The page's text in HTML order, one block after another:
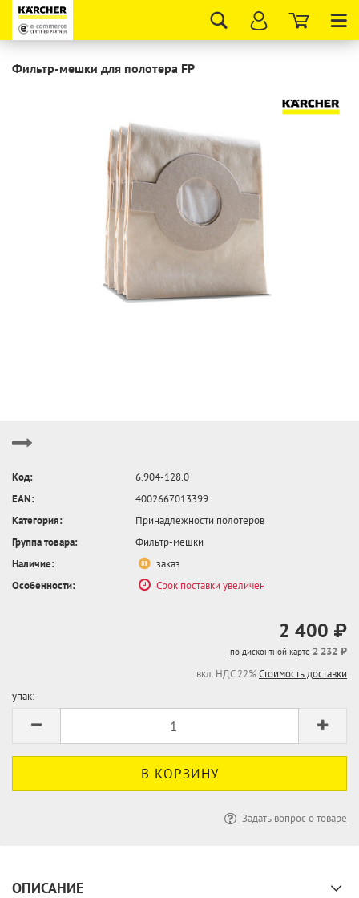
Фильтр-мешки для полотера FP
Код:
6.904-128.0
EAN:
4002667013399
Категория:
Принадлежности полотеров
Группа товара:
Фильтр-мешки
Наличие:
заказ
Особенности:
Срок поставки увеличен
2 400 ₽
по дисконтной карте 2 232 ₽
вкл. НДС 22%Стоимость доставки
упак:
Задать вопрос о товаре
ОПИСАНИЕ